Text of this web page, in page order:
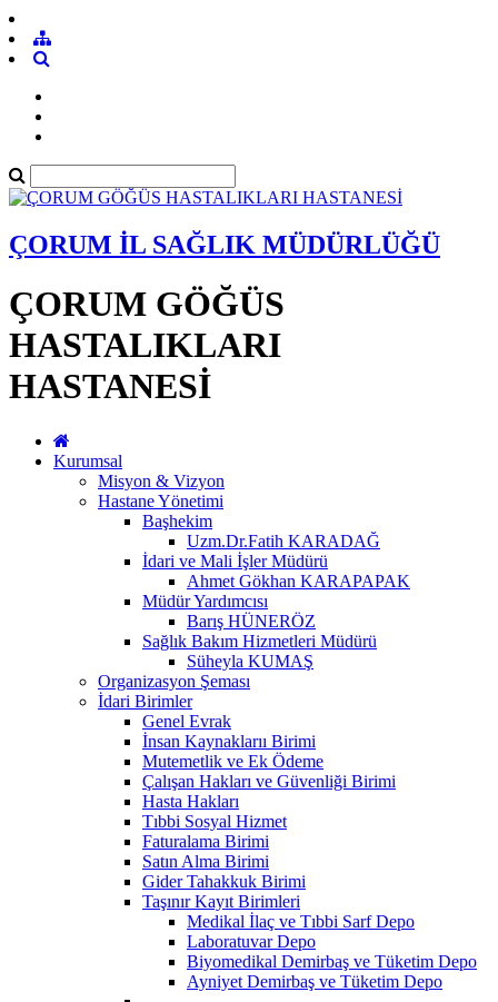
ÇORUM İL SAĞLIK MÜDÜRLÜĞÜ
ÇORUM GÖĞÜS
HASTALIKLARI
HASTANESİ
Kurumsal
Misyon & Vizyon
Hastane Yönetimi
Başhekim
Uzm.Dr.Fatih KARADAĞ
İdari ve Mali İşler Müdürü
Ahmet Gökhan KARAPAPAK
Müdür Yardımcısı
Barış HÜNERÖZ
Sağlık Bakım Hizmetleri Müdürü
Süheyla KUMAŞ
Organizasyon Şeması
İdari Birimler
Genel Evrak
İnsan Kaynaklarıı Birimi
Mutemetlik ve Ek Ödeme
Çalışan Hakları ve Güvenliği Birimi
Hasta Hakları
Tıbbi Sosyal Hizmet
Faturalama Birimi
Satın Alma Birimi
Gider Tahakkuk Birimi
Taşınır Kayıt Birimleri
Medikal İlaç ve Tıbbi Sarf Depo
Laboratuvar Depo
Biyomedikal Demirbaş ve Tüketim Depo
Ayniyet Demirbaş ve Tüketim Depo